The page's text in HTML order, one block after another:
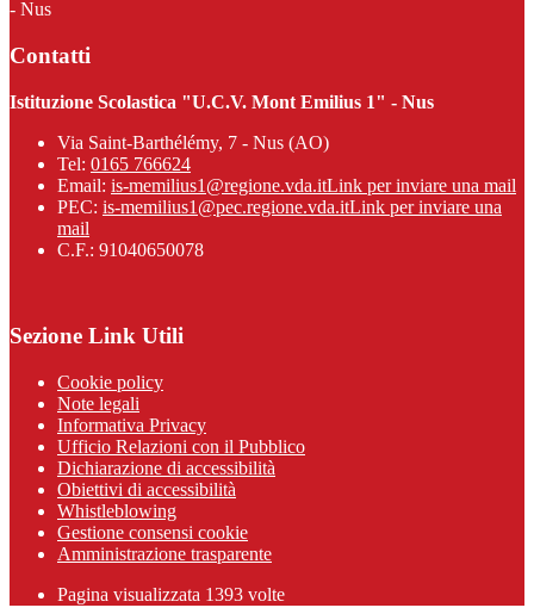
- Nus
Contatti
Istituzione Scolastica "U.C.V. Mont Emilius 1" - Nus
Via Saint-Barthélémy, 7 - Nus (AO)
Tel: 0165 766624
Email: is-memilius1@regione.vda.itLink per inviare una mail
PEC: is-memilius1@pec.regione.vda.itLink per inviare una
mail
C.F.: 91040650078
Sezione Link Utili
Cookie policy
Note legali
Informativa Privacy
Ufficio Relazioni con il Pubblico
Dichiarazione di accessibilità
Obiettivi di accessibilità
Whistleblowing
Gestione consensi cookie
Amministrazione trasparente
Pagina visualizzata 1393 volte